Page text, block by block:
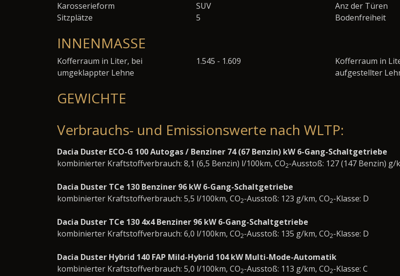
Karosserieform SUV Anz der Türen
Sitzplätze
5 Bodenfreiheit
INNENMASSE
Kofferraum in Liter, bei
umgeklappter Lehne
1.545 - 1.609
Kofferraum in
aufgestellter
GEWICHTE
Verbrauchs- und Emissionswerte nach WLTP:
Dacia Duster ECO-G 100 Autogas / Benziner 74 (67 Benzin) kW 6-Gang-Schaltgetriebe
kombinierter Kraftstoffverbrauch: 8,1 (6,5 Benzin) l/100km, CO2-Ausstoß: 127 (147 Benzin) g/
Dacia Duster TCe 130 Benziner 96 kW 6-Gang-Schaltgetriebe
kombinierter Kraftstoffverbrauch: 5,5 l/100km, CO2-Ausstoß: 123 g/km, CO2-Klasse: D
Dacia Duster TCe 130 4x4 Benziner 96 kW 6-Gang-Schaltgetriebe
kombinierter Kraftstoffverbrauch: 6,0 l/100km, CO2-Ausstoß: 135 g/km, CO2-Klasse: D
Dacia Duster Hybrid 140 FAP Mild-Hybrid 104 kW Multi-Mode-Automatik
kombinierter Kraftstoffverbrauch: 5,0 l/100km, CO2-Ausstoß: 113 g/km, CO2-Klasse: C